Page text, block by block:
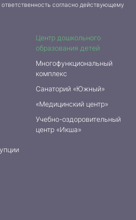
согласно действующему
Центр дошкольного
образования детей
Многофункциональный
комплекс
Санаторий «Южный»
«Медицинский центр»
Учебно-оздоровительный
центр «Икша»